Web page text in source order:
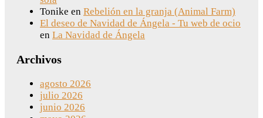
Tonike en Rebelión en la granja (Animal Farm)
El deseo de Navidad de Ángela - Tu web de ocio
en La Navidad de Ángela
Archivos
agosto 2026
julio 2026
junio 2026